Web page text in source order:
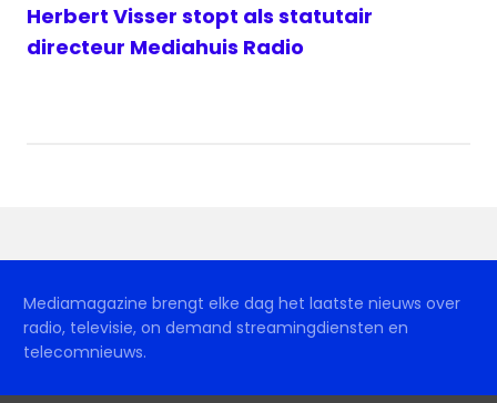
Herbert Visser stopt als statutair
directeur Mediahuis Radio
Mediamagazine brengt elke dag het laatste nieuws over
radio, televisie, on demand streamingdiensten en
telecomnieuws.